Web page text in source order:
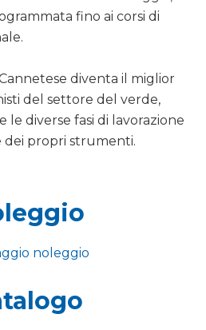
fino ai corsi di
diventa il miglior
del settore del verde,
diverse fasi di lavorazione
propri strumenti.